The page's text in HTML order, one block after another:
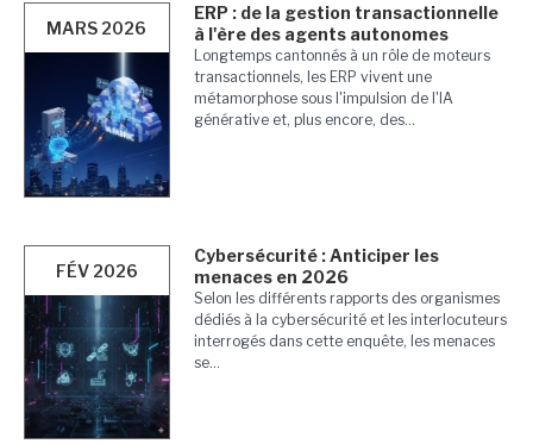
MARS 2026
ERP : de la gestion transactionnelle
à l'ère des agents autonomes
Longtemps cantonnés à un rôle de moteurs
transactionnels, les ERP vivent une
métamorphose sous l'impulsion de l'IA
générative et, plus encore, des...
FÉV 2026
Cybersécurité : Anticiper les
menaces en 2026
Selon les différents rapports des organismes
dédiés à la cybersécurité et les interlocuteurs
interrogés dans cette enquête, les menaces
se...